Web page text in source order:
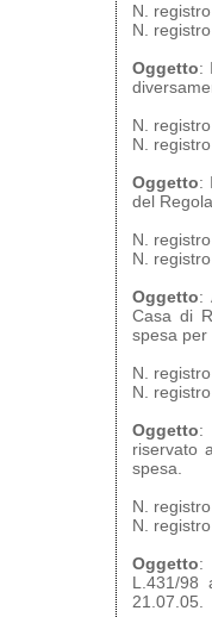
N.
N.
Oggetto:
N.
N.
Oggetto:
del
N.
N.
Oggetto:
Casa di
spesa per
N.
N.
Oggetto:
riservato
spesa.
N.
N.
Oggetto:
L.431/98
21.07.05.